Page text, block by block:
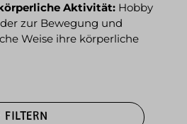
Aktivität: Hobby
zur Bewegung und
Weise ihre körperliche
FILTERN